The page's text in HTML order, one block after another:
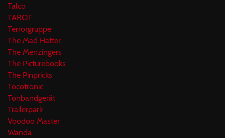
Talco
TAROT
Terrorgruppe
The Mad Hatter
The Menzingers
The Picturebooks
The Pinpricks
Tocotronic
Tonbandgerät
Trailerpark
Voodoo Master
Wanda